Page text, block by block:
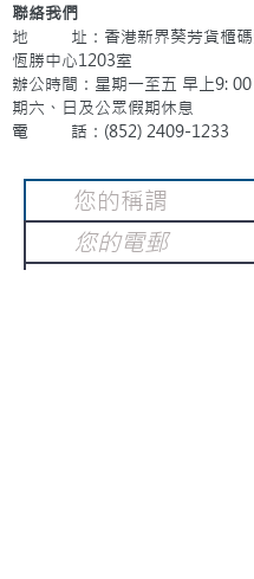
聯絡我們
地 址：香港新界葵芳貨櫃碼
恆勝中心1203室
辦公時間：星期一至五 早上9:
期六、日及公眾假期休息
電 話：(852) 2409-1233